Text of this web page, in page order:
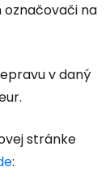
na
v daný
stránke
: